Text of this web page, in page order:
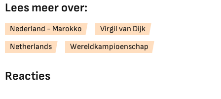
Lees meer over:
Nederland - Marokko
Virgil van Dijk
Netherlands
Wereldkampioenschap
Reacties